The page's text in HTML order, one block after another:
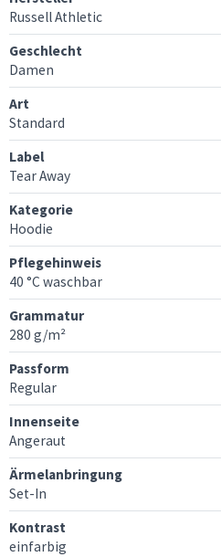
Russell Athletic
Geschlecht
Damen
Art
Standard
Label
Tear Away
Kategorie
Hoodie
Pflegehinweis
40 °C waschbar
Grammatur
280 g/m²
Passform
Regular
Innenseite
Angeraut
Ärmelanbringung
Set-In
Kontrast
einfarbig